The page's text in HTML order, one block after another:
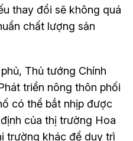
thay đổi sẽ không quá
chất lượng sản
Thủ tướng Chính
triển nông thôn phối
có thể bắt nhịp được
của thị trường Hoa
trường khác để duy trì